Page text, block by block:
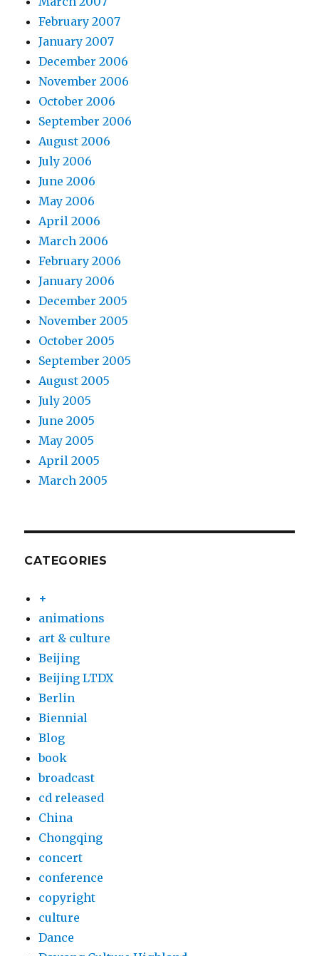
February 2007
January 2007
December 2006
November 2006
October 2006
September 2006
August 2006
July 2006
June 2006
May 2006
April 2006
March 2006
February 2006
January 2006
December 2005
November 2005
October 2005
September 2005
August 2005
July 2005
June 2005
May 2005
April 2005
March 2005
CATEGORIES
+
animations
art & culture
Beijing
Beijing LTDX
Berlin
Biennial
Blog
book
broadcast
cd released
China
Chongqing
concert
conference
copyright
culture
Dance